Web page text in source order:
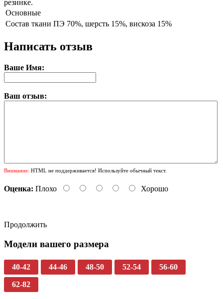
резинке.
Основные
Состав ткани ПЭ 70%, шерсть 15%, вискоза 15%
Написать отзыв
Ваше Имя:
Ваш отзыв:
Внимание: HTML не поддерживается! Используйте обычный текст.
Оценка: Плохо Хорошо
Продолжить
Модели вашего размера
40-42 44-46 48-50 52-54 56-60
62-82